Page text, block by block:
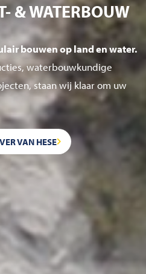
& WATERBOUW
bouwen op land en water.
waterbouwkundige
staan wij klaar om uw
VAN HESE